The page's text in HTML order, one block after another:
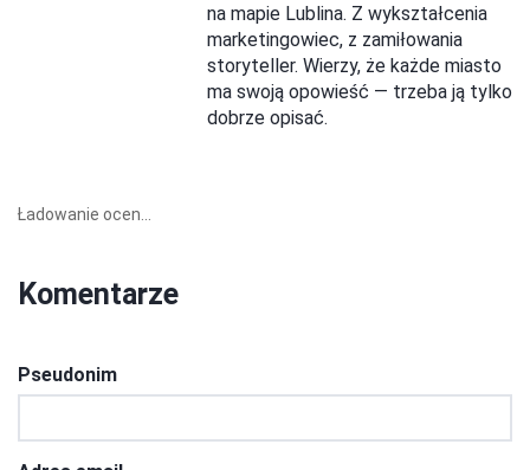
na mapie Lublina. Z wykształcenia
marketingowiec, z zamiłowania
storyteller. Wierzy, że każde miasto
ma swoją opowieść — trzeba ją tylko
dobrze opisać.
Ładowanie ocen...
Komentarze
Pseudonim